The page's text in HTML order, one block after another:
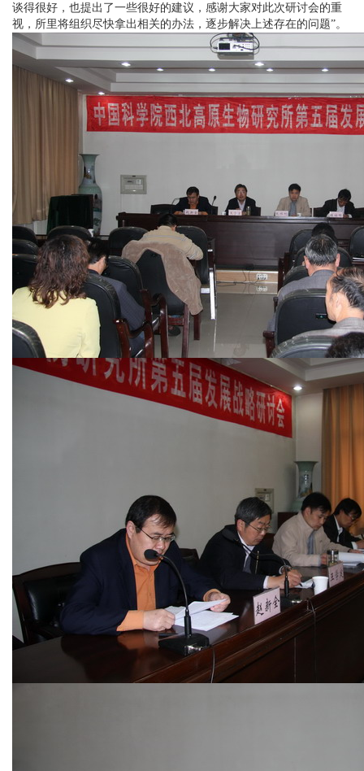
谈得很好，也提出了一些很好的建议，感谢大家对此次研讨会的重
视，所里将组织尽快拿出相关的办法，逐步解决上述存在的问题”。